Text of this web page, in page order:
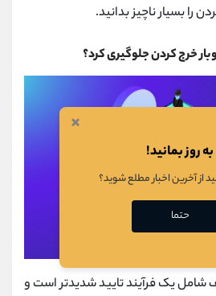
را بسیار ناچیز بدانید.
خرج کردن جلوگیری کرد؟
شامل یک فرآیند تایید شدیدتر است و
×
به روز بمانید!
از آخرین اخبار مطلع شوید؟
حتما